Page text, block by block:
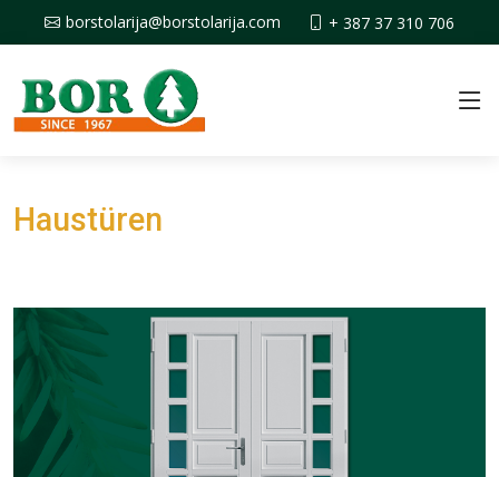
borstolarija@borstolarija.com + 387 37 310 706
Haustüren